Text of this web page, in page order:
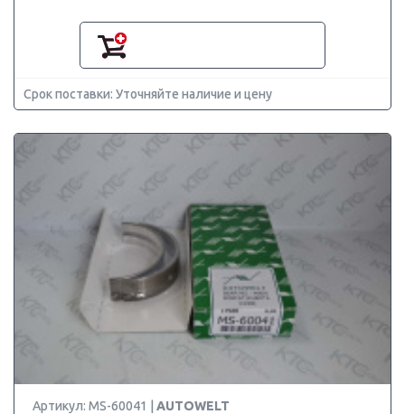
Срок поставки: Уточняйте наличие и цену
Артикул: MS-60041 | AUTOWELT